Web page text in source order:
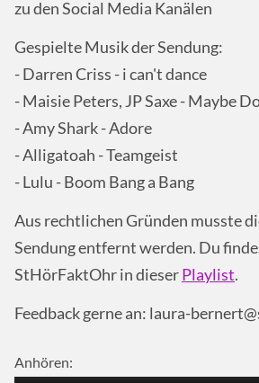
zu den Social Media Kanälen
Gespielte Musik der Sendung:
- Darren Criss - i can't dance
- Maisie Peters, JP Saxe - Maybe
- Amy Shark - Adore
- Alligatoah - Teamgeist
- Lulu - Boom Bang a Bang
Aus rechtlichen Gründen musste
Sendung entfernt werden. Du
StHörFaktOhr in dieserPlaylist.
Feedback gerne an: laura-
Anhören: